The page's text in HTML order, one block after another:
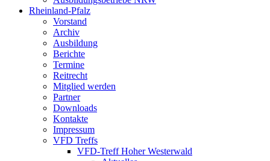
Rheinland-Pfalz
Vorstand
Archiv
Ausbildung
Berichte
Termine
Reitrecht
Mitglied werden
Partner
Downloads
Kontakte
Impressum
VFD Treffs
VFD-Treff Hoher Westerwald